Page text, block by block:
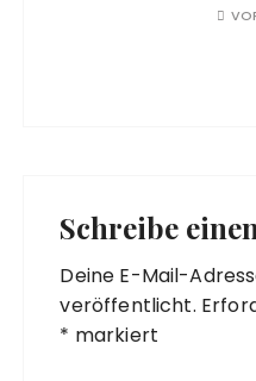
Schreibe
Deine E-Mail-
veröffentlicht.
* markiert